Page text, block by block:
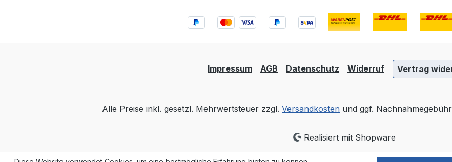
Impressum AGB Datenschutz Widerruf Vertrag
Alle Preise inkl. gesetzl. Mehrwertsteuer zzgl. Versandkosten und ggf.
Realisiert mit Shopware